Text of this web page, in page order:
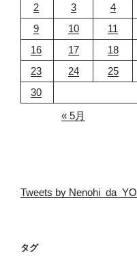
2
3 4
9
10 11
16
17 18
23
24 25
30
« 5月
Tweets by Nenohi_da_YO
タグ